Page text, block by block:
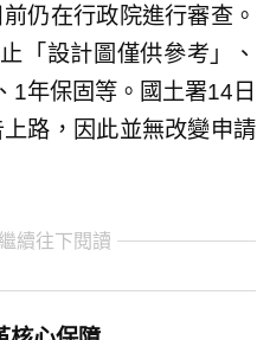
仍在行政院進行審查。
「設計圖僅供參考」、
1年保固等。國土署14日
路，因此並無改變申請
續往下閱讀